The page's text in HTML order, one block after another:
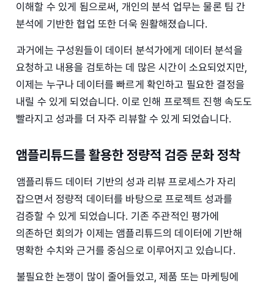
이해할 수 있게 됨으로써, 개인의 분석 업무는 물론 팀 간
분석에 기반한 협업 또한 더욱 원활해졌습니다.
과거에는 구성원들이 데이터 분석가에게 데이터 분석을
요청하고 내용을 검토하는 데 많은 시간이 소요되었지만,
이제는 누구나 데이터를 빠르게 확인하고 필요한 결정을
내릴 수 있게 되었습니다. 이로 인해 프로젝트 진행 속도도
빨라지고 성과를 더 자주 리뷰할 수 있게 되었습니다.
앰플리튜드를 활용한 정량적 검증 문화 정착
앰플리튜드 데이터 기반의 성과 리뷰 프로세스가 자리
잡으면서 정량적 데이터를 바탕으로 프로젝트 성과를
검증할 수 있게 되었습니다. 기존 주관적인 평가에
의존하던 회의가 이제는 앰플리튜드의 데이터에 기반해
명확한 수치와 근거를 중심으로 이루어지고 있습니다.
불필요한 논쟁이 많이 줄어들었고, 제품 또는 마케팅에